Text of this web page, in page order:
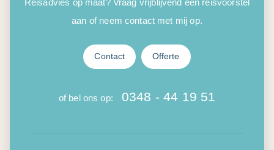
aan of neem contact met mij op.
Contact Offerte
of bel ons op: 0348 - 44 19 51